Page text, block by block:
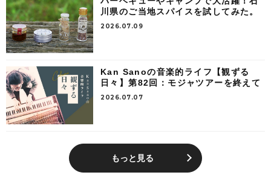
川県のご当地スパイスを試してみた。
2026.07.09
Kan Sanoの音楽的ライフ【観ずる
日々】第82回：モジャツアーを終えて
2026.07.07
もっと見る